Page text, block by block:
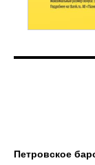
Петровское